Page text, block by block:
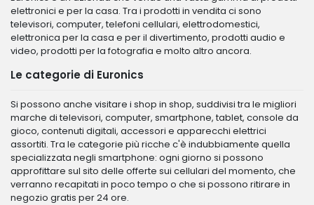
elettronici e per la casa. Tra i prodotti in vendita ci sono
televisori, computer, telefoni cellulari, elettrodomestici,
elettronica per la casa e per il divertimento, prodotti audio e
video, prodotti per la fotografia e molto altro ancora.
Le categorie di Euronics
Si possono anche visitare i shop in shop, suddivisi tra le migliori
marche di televisori, computer, smartphone, tablet, console da
gioco, contenuti digitali, accessori e apparecchi elettrici
assortiti. Tra le categorie più ricche c'è indubbiamente quella
specializzata negli smartphone: ogni giorno si possono
approfittare sul sito delle offerte sui cellulari del momento, che
verranno recapitati in poco tempo o che si possono ritirare in
negozio gratis per 24 ore.